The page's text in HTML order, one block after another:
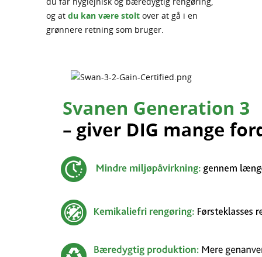
og at du kan være stolt over at gå i en
grønnere retning som bruger.